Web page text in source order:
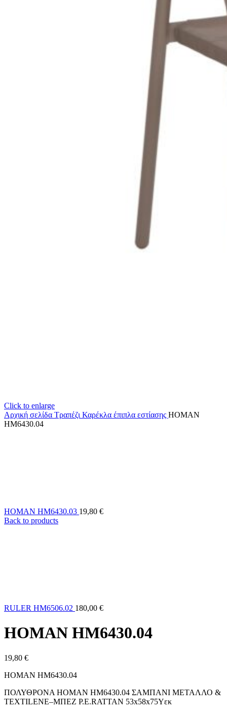
Click to enlarge
Αρχική σελίδα Τραπέζι Καρέκλα έπιπλα εστίασης HOMAN
HM6430.04
HOMAN HM6430.03 19,80 €
Back to products
RULER HM6506.02 180,00 €
HOMAN HM6430.04
19,80 €
HOMAN HM6430.04
ΠΟΛΥΘΡΟΝΑ HOMAN HM6430.04 ΣΑΜΠΑΝΙ ΜΕΤΑΛΛΟ &
TEXTILENE–ΜΠΕΖ P.E.RATTAN 53x58x75Υεκ